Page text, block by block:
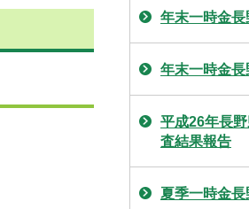
年末一時金
年末一時金
平成26年長
査結果報告
夏季一時金